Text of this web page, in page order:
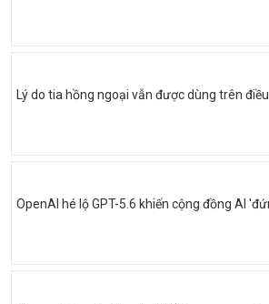
Lý do tia hồng ngoại vẫn được dùng trên
OpenAI hé lộ GPT-5.6 khiến cộng đồng AI